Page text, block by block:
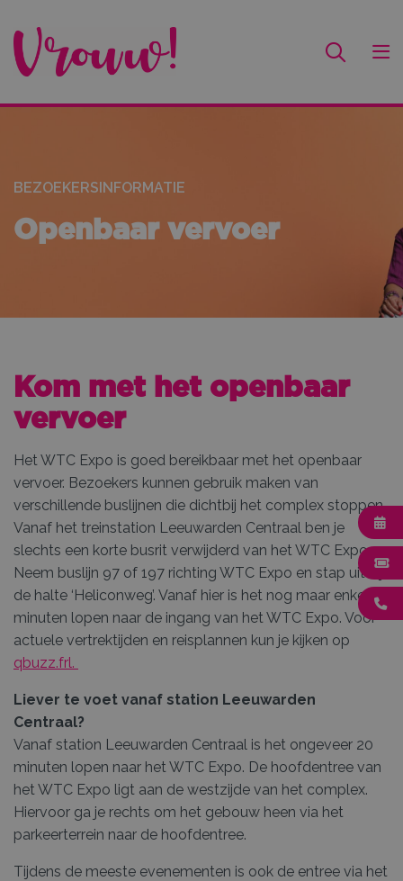
BEZOEKERSINFORMATIE
Openbaar vervoer
Kom met het openbaar
vervoer
Het WTC Expo is goed bereikbaar met het openbaar
vervoer. Bezoekers kunnen gebruik maken van
verschillende buslijnen die dichtbij het complex stoppen.
Vanaf het treinstation Leeuwarden Centraal ben je
slechts een korte busrit verwijderd van het WTC Expo.
Neem buslijn 97 of 197 richting WTC Expo en stap uit bij
de halte ‘Heliconweg’. Vanaf hier is het nog maar enkele
minuten lopen naar de ingang van het WTC Expo. Voor
actuele vertrektijden en reisplannen kun je kijken op
qbuzz.frl.
Liever te voet vanaf station Leeuwarden
Centraal?
Vanaf station Leeuwarden Centraal is het ongeveer 20
minuten lopen naar het WTC Expo. De hoofdentree van
het WTC Expo ligt aan de westzijde van het complex.
Hiervoor ga je rechts om het gebouw heen via het
parkeerterrein naar de hoofdentree.
Tijdens de meeste evenementen is ook de entree via het